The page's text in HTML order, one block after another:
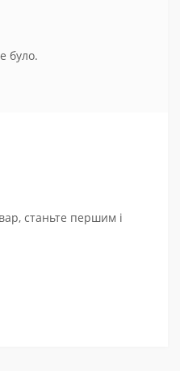
було.
станьте першим і